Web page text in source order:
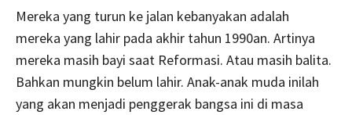
Mereka yang turun ke jalan kebanyakan adalah
mereka yang lahir pada akhir tahun 1990an. Artinya
mereka masih bayi saat Reformasi. Atau masih balita.
Bahkan mungkin belum lahir. Anak-anak muda inilah
yang akan menjadi penggerak bangsa ini di masa